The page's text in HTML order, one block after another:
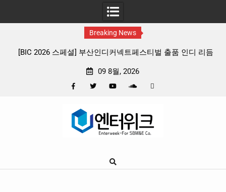
Breaking News
넥트페스티벌 출품 인디 리듬
판타지 케이팝 애니메이션 ‘고스트
09 8월, 2026
Google